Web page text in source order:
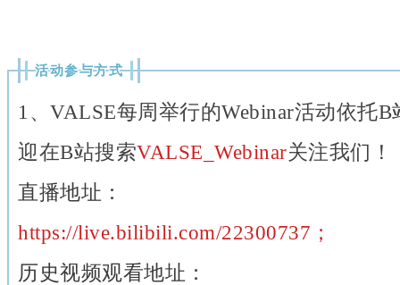
活动参与方式
1、VALSE每周举行的Webinar活动依托
迎在B站搜索VALSE_Webinar关注我们！
直播地址：
https://live.bilibili.com/22300737；
历史视频观看地址：